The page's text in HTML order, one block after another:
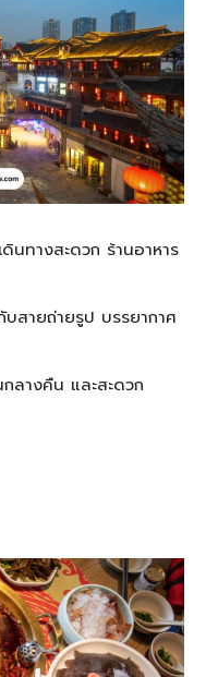
ดินทางสะดวก ร้านอาหาร
กับสายถ่ายรูป บรรยากาศ
ลางคืน และสะดวก